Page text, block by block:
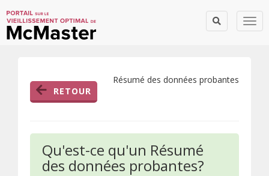
RETOUR
Résumé des données probantes
Qu'est-ce qu'un Résumé
des données probantes?